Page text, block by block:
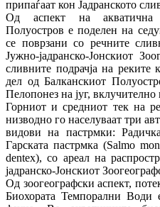
припаѓаат кон Јадранското
Од аспект на акватична
Полуостров е поделен на
се поврзани со речните
Јужно‐јадранско‐Јонскиот
сливните подрачја на реките
дел од Балканскиот
Пелопонез на југ, вклучително
Горниот и средниот тек на
низводно го населуваат три
видови на пастрмки:
Гарската пастрмка (Salmo
dentex), со ареал на
јадранско‐Јонскиот
Од зоогеографски аспект,
Биохората Темпорални Води